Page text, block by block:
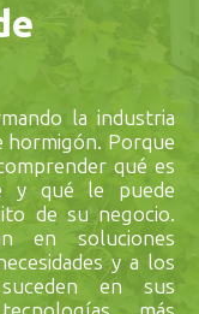
la industria
hormigón. Porque
qué es
y qué le puede
de su negocio.
en soluciones
y a los
en sus